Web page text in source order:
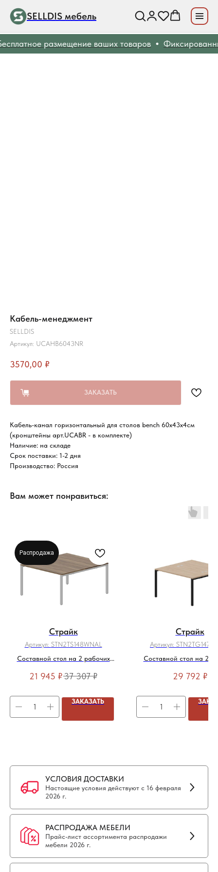
SELLDIS мебель
размещение ваших товаров
Кабель-менеджмент
SELLDIS
Артикул: UCAHB6043NR
3570,00 ₽
ЗАКАЗАТЬ
Кабель-канал горизонтальный для столов bench 60х43х4см
(кронштейны арт.UCABR - в комплекте)
Наличие: на складе
Срок поставки: 1-2 дня
Производство: Россия
Вам может понравиться:
Распродажа
Страйк
Артикул: STN2TS148WNAL
Составной стол на 2 рабочих
21 945 ₽37 307 ₽
ЗАКАЗАТЬ
Страйк
Артикул:
Составной стол на 2
громмета)
29 792 ₽
УСЛОВИЯ ДОСТАВКИ
Настоящие условия действуют с 16 февраля
2026 г.
РАСПРОДАЖА МЕБЕЛИ
Прайс-лист ассортимента распродажи
мебели 2026 г.